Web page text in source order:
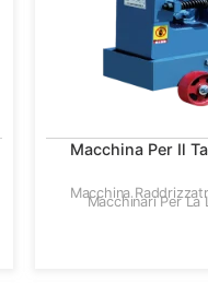
Macchina Per Il
Macchina
Macchinari Per La